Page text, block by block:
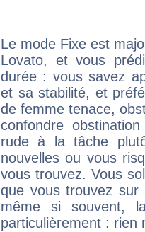
Le mode Fixe est
Lovato, et vous
durée : vous savez
et sa stabilité, et
de femme tenace,
confondre
rude à la tâche
nouvelles ou vous
vous trouvez. Vous
que vous trouvez
même si souvent,
particulièrement : rien